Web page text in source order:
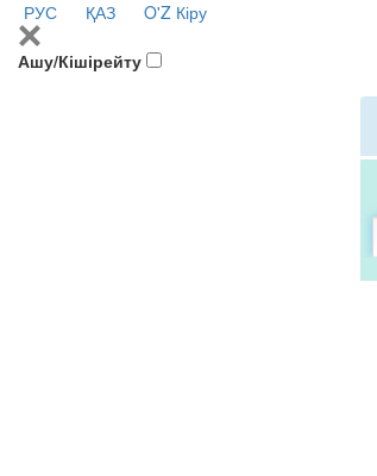
РУС ҚАЗ O'Z Кіру
Ашу/Кішірейту